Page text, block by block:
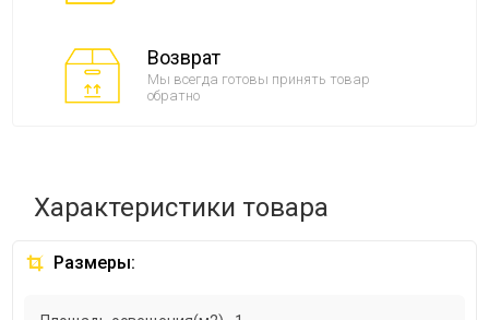
Возврат
Мы всегда готовы принять товар
обратно
Характеристики товара
Размеры: